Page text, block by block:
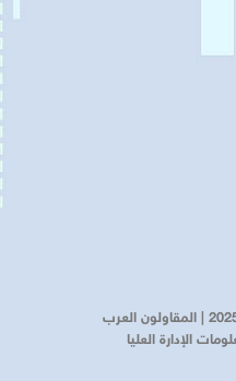
الإدارة العليا